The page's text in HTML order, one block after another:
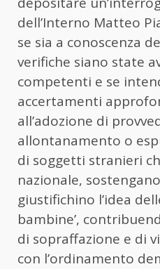
dell’Interno Matteo
se sia a conoscenza
verifiche siano state
competenti e se
accertamenti
all’adozione di
allontanamento o
di soggetti stranieri
nazionale,
giustifichino l’idea
bambine’,
di sopraffazione e di
con l’ordinamento